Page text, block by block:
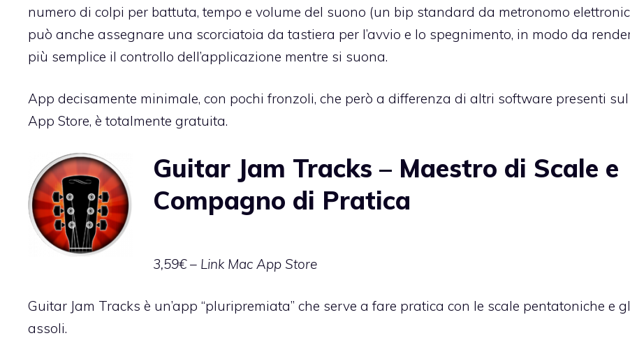
numero di colpi per battuta, tempo e volume del suono (un bip standard da metronomo
può anche assegnare una scorciatoia da tastiera per l’avvio e lo spegnimento, in modo da
più semplice il controllo dell’applicazione mentre si suona.
App decisamente minimale, con pochi fronzoli, che però a differenza di altri software presenti
App Store, è totalmente gratuita.
Guitar Jam Tracks – Maestro di Scale e
Compagno di Pratica
3,59€ – Link Mac App Store
Guitar Jam Tracks è un’app “pluripremiata” che serve a fare pratica con le scale pentatoniche e
assoli.